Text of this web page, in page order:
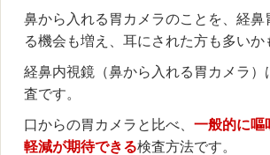
鼻から入れる胃カメラのことを、経
る機会も増え、耳にされた方も多いか
経鼻内視鏡（鼻から入れる胃カメラ
査です。
口からの胃カメラと比べ、 一般的に嘔
軽減が期待できる検査方法です。